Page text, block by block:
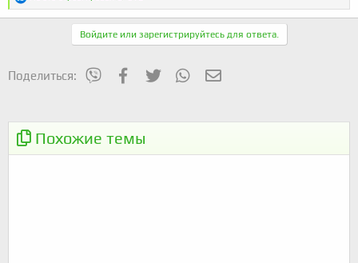
а
:
Войдите или зарегистрируйтесь для ответа.
Поделиться: mes_viberFacebook
Twitter WhatsAppЭлектронная почта
Похожие темы
первый причал